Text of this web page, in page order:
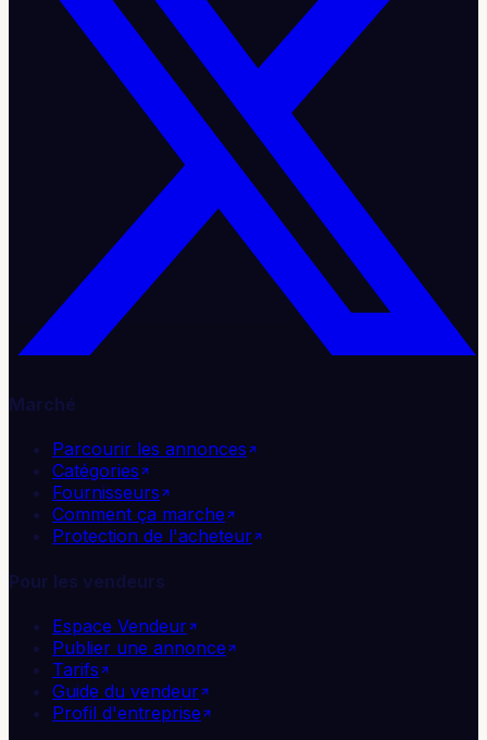
Marché
Parcourir les annonces
Catégories
Fournisseurs
Comment ça marche
Protection de l'acheteur
Pour les vendeurs
Espace Vendeur
Publier une annonce
Tarifs
Guide du vendeur
Profil d'entreprise